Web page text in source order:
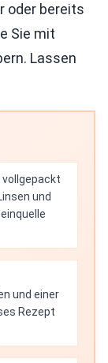
oder bereits
Sie mit
Lassen
vollgepackt
und
und einer
Rezept